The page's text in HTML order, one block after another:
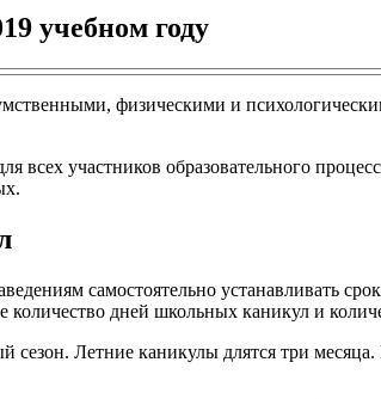
учебном году
физическими и
всех участников образовательного
самостоятельно устанавливать
дней школьных каникул и
Летние каникулы длятся три